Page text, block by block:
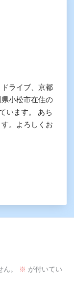
ライブ、京都
小松市在住の
います。 あち
。よろしくお
。 ※ が付いてい